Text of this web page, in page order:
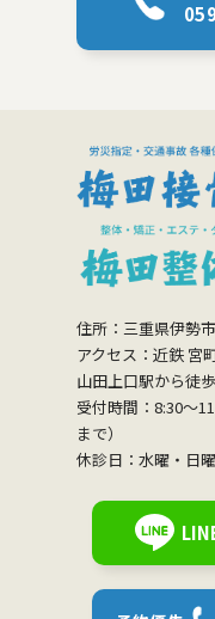
住所：三重県伊勢
アクセス：近鉄 宮
山田上口駅から徒
受付時間：8:30〜
まで）
休診日：水曜・日